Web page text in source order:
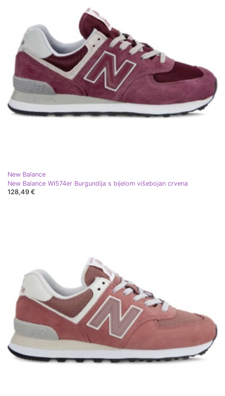
New Balance
New Balance Wl574er Burgundija s bijelom višebojan crvena
128,49 €